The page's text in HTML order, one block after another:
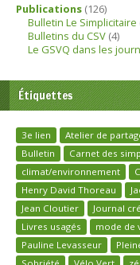
Publications (126)
Bulletin Le Simplicitaire
Bulletins du CSV (4)
Le GSVQ dans les
Étiquettes
3e lien Atelier de
Bulletin
Carnet des
climat/environnement
Henry David Thoreau
Jean Cloutier
Journal
Livres usagés
mode de
Pauline Levasseur